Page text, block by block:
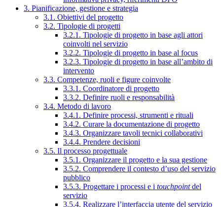
3. Pianificazione, gestione e strategia
3.1. Obiettivi del progetto
3.2. Tipologie di progetti
3.2.1. Tipologie di progetto in base agli attori
coinvolti nel servizio
3.2.2. Tipologie di progetto in base al focus
3.2.3. Tipologie di progetto in base all’ambito di
intervento
3.3. Competenze, ruoli e figure coinvolte
3.3.1. Coordinatore di progetto
3.3.2. Definire ruoli e responsabilità
3.4. Metodo di lavoro
3.4.1. Definire processi, strumenti e rituali
3.4.2. Curare la documentazione di progetto
3.4.3. Organizzare tavoli tecnici collaborativi
3.4.4. Prendere decisioni
3.5. Il processo progettuale
3.5.1. Organizzare il progetto e la sua gestione
3.5.2. Comprendere il contesto d’uso del servizio
pubblico
3.5.3. Progettare i processi e i touchpointdel
servizio
3.5.4. Realizzare l’interfaccia utente del servizio